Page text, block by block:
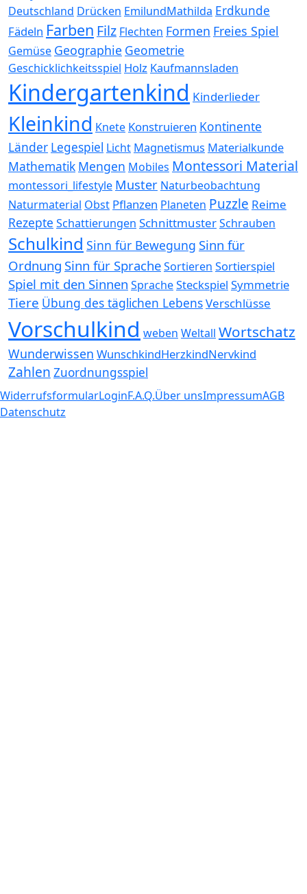
Deutschland Drücken EmilundMathilda Erdkunde
Fädeln Farben Filz Flechten Formen Freies Spiel
Gemüse Geographie Geometrie
Geschicklichkeitsspiel Holz Kaufmannsladen
Kindergartenkind Kinderlieder
Kleinkind Knete Konstruieren Kontinente
Länder Legespiel Licht Magnetismus Materialkunde
Mathematik Mengen Mobiles Montessori Material
montessori_lifestyle Muster Naturbeobachtung
Naturmaterial Obst Pflanzen Planeten Puzzle Reime
Rezepte Schattierungen SchnittmusterSchrauben
Schulkind Sinn für Bewegung Sinn für
Ordnung Sinn für SpracheSortieren Sortierspiel
Spiel mit den Sinnen SpracheSteckspiel Symmetrie
Tiere Übung des täglichen LebensVerschlüsse
Vorschulkind weben Weltall Wortschatz
Wunderwissen WunschkindHerzkindNervkind
Zahlen Zuordnungsspiel
WiderrufsformularLoginF.A.Q.Über unsImpressumAGB
Datenschutz